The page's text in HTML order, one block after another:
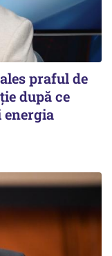
praful de
după ce
energia